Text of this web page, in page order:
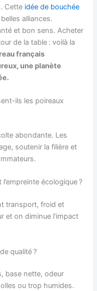
Cette idée de bouchée
alliances.
et bon sens. Acheter
de la table : voilà la
français
une planète
ils les poireaux
abondante. Les
soutenir la filière et
écologique ?
transport, froid et
et on diminue l’impact
qualité ?
base nette, odeur
ou trop humides.